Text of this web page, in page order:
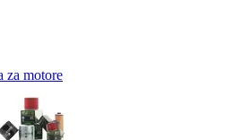
za motore